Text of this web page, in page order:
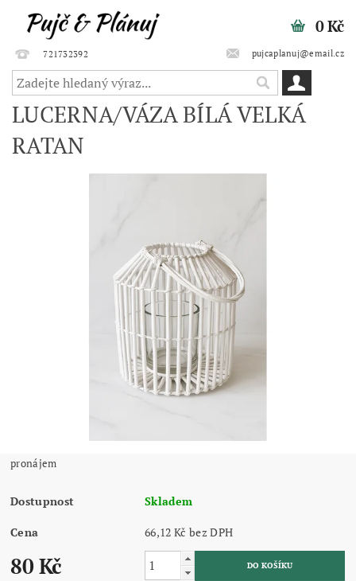
721732392 pujcaplanuj@email.cz
0 Kč
LUCERNA/VÁZA BÍLÁ VELKÁ
RATAN
pronájem
Dostupnost Skladem
Cena 66,12 Kč bez DPH
80 Kč